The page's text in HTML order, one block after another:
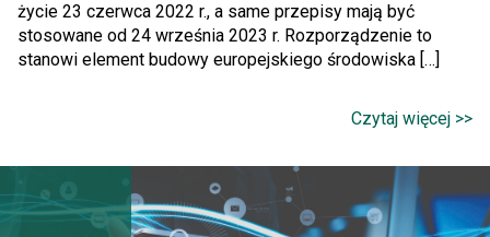
życie 23 czerwca 2022 r., a same przepisy mają być
stosowane od 24 września 2023 r. Rozporządzenie to
stanowi element budowy europejskiego środowiska […]
Czytaj więcej >>